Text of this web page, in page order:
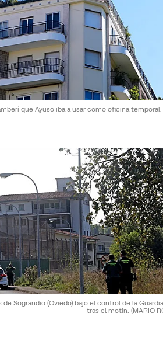
que Ayuso iba a usar como oficina temporal.
Sograndio (Oviedo) bajo el control de la
tras el motín. (MARIO